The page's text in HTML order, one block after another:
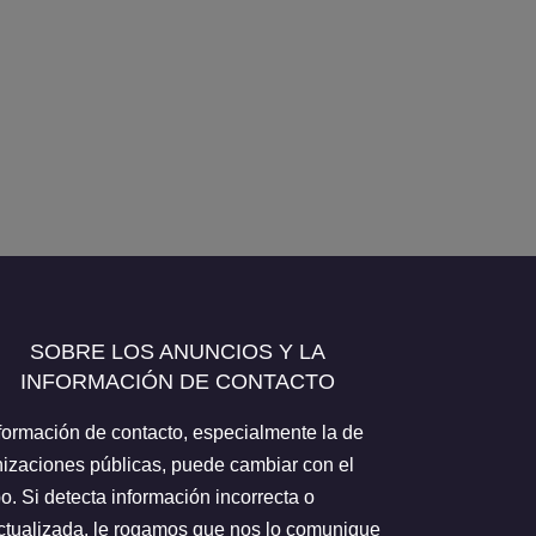
SOBRE LOS ANUNCIOS Y LA
INFORMACIÓN DE CONTACTO
de contacto, especialmente la de
públicas, puede cambiar con el
Si detecta información incorrecta o
le rogamos que nos lo comunique